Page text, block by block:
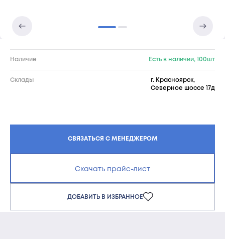
Наличие Есть в наличии, 100шт
Склады
г. Красноярск,
Северное шоссе 17д
СВЯЗАТЬСЯ С МЕНЕДЖЕРОМ
Скачать прайс-лист
ДОБАВИТЬ В ИЗБРАННОЕ